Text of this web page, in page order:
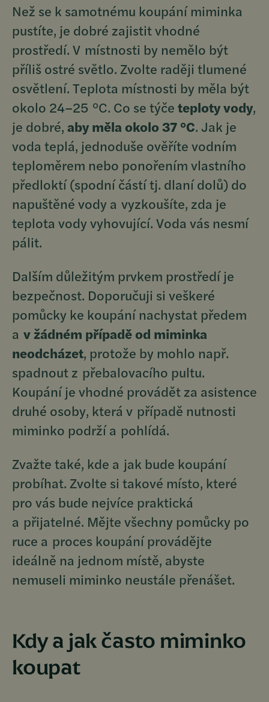
Než se k samotnému koupání miminka
pustíte, je dobré zajistit vhodné
prostředí. V místnosti by nemělo být
příliš ostré světlo. Zvolte raději tlumené
osvětlení. Teplota místnosti by měla být
okolo 24–25 °C. Co se týčeteploty vody,
je dobré,aby měla okolo 37 °C. Jak je
voda teplá, jednoduše ověříte vodním
teploměrem nebo ponořením vlastního
předloktí (spodní částí tj. dlaní dolů) do
napuštěné vody a vyzkoušíte, zda je
teplota vody vyhovující. Voda vás nesmí
pálit.
Dalším důležitým prvkem prostředí je
bezpečnost. Doporučuji si veškeré
pomůcky ke koupání nachystat předem
a v žádném případě od miminka
neodcházet, protože by mohlo např.
spadnout z přebalovacího pultu.
Koupání je vhodné provádět za asistence
druhé osoby, která v případě nutnosti
miminko podrží a pohlídá.
Zvažte také, kde a jak bude koupání
probíhat. Zvolte si takové místo, které
pro vás bude nejvíce praktická
a přijatelné. Mějte všechny pomůcky po
ruce a proces koupání provádějte
ideálně na jednom místě, abyste
nemuseli miminko neustále přenášet.
Kdy a jak často miminko
koupat